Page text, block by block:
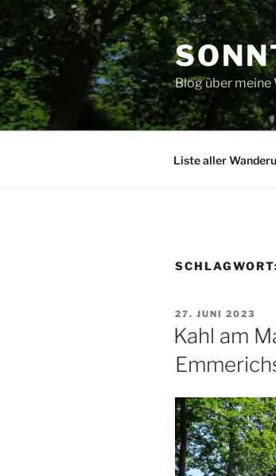
Zum
Inhalt
springen
Blog über meine
Liste aller
VERÖFFENTLICHT
AM
27. JUNI 2023
Kahl am